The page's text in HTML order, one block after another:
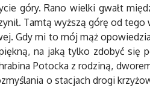
góry. Rano wielki gwałt
Tamtą wyższą górę od
Gdy mi to mój mąż
na jaką tylko zdobyć się
Potocka z rodziną,
o stacjach drogi